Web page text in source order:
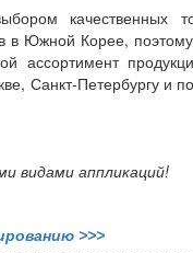
качественных
в Южной Корее,
ассортимент
Санкт-Петербургу и
видами аппликаций!
>>>